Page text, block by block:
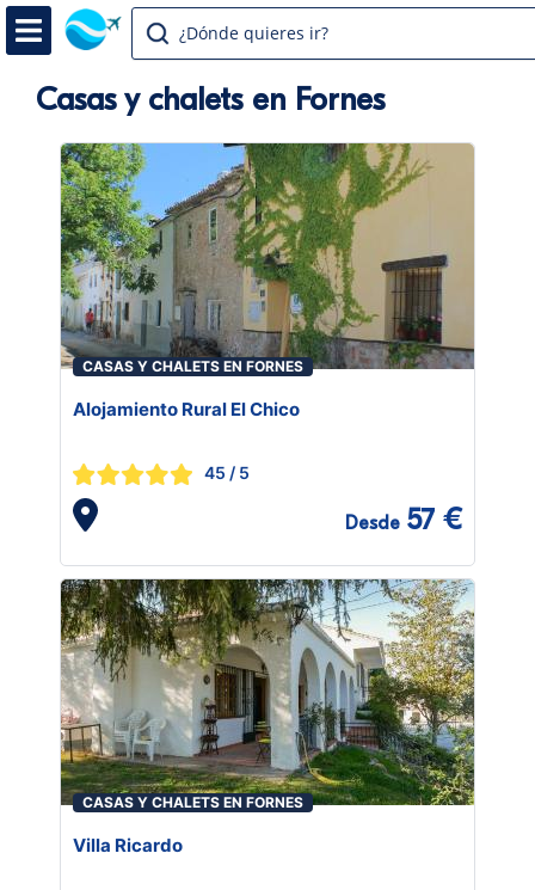
¿Dónde quieres ir?
Casas y chalets en Fornes
CASAS Y CHALETS EN FORNES
Alojamiento Rural El Chico
45 / 5
Desde 57 €
CASAS Y CHALETS EN FORNES
Villa Ricardo